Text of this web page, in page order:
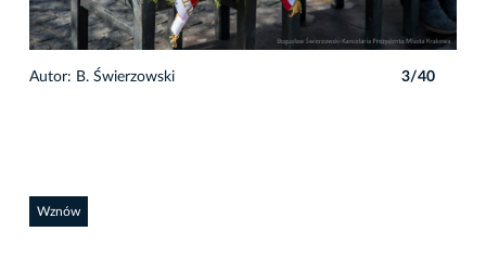
Autor: B. Świerzowski 3/40
Wznów